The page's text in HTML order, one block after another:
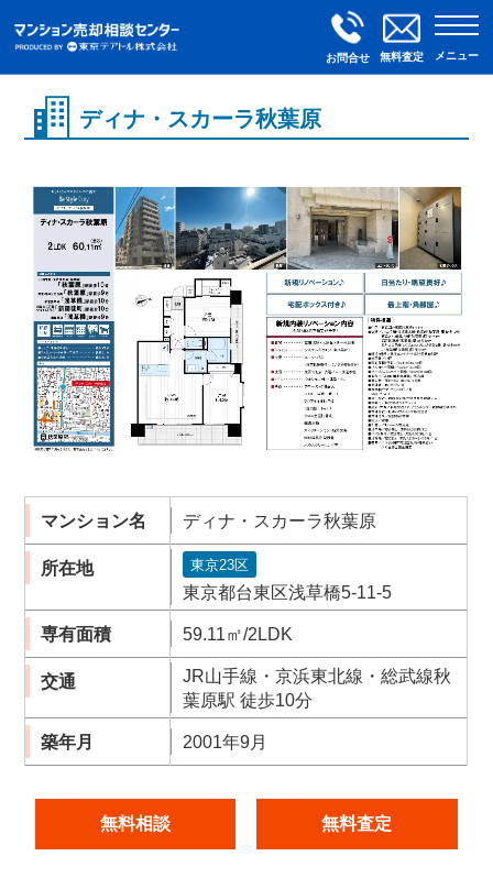
お問合せ 無料査定 メニュー
ディナ・スカーラ秋葉原
マンション名 ディナ・スカーラ秋葉原
所在地 東京23区
東京都台東区浅草橋5-11-5
専有面積 59.11㎡/2LDK
交通
JR山手線・京浜東北線・総武線秋
葉原駅 徒歩10分
築年月 2001年9月
無料相談 無料査定